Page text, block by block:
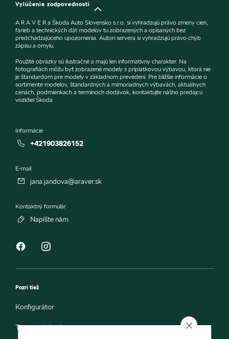
Vylúčenie zodpovednosti
A R A V E R a Škoda Auto Slovensko s.r.o. si vyhradzujú právo zmeny cien,
farieb a technických dát modelov tu zobrazených a opísaných bez
predchádzajúceho upozornenia. Autori servera si vyhradzujú právo chýb
zápisu a omylu.
Použité obrázky sú ilustračné a majú len informatívny charakter. Na
fotografiách môžu byť zobrazené modely s príplatkovou výbavou, ktorá nie
je štandardom pre modely v základnom prevedení. Pre bližšie informácie o
sortimente modelov, štandardných a mimoriadnych výbavách, aktuálnych
cenách, podmienkach a termínoch dodávok, kontaktujte nášho predajcu
vozidiel Škoda.
Informácie
+421903826152
E-mail
jana.jandova@araver.sk
Kontaktný formulár
Napíšte nám
Pozri tiež
Konfigurátor
Testovacia jazda